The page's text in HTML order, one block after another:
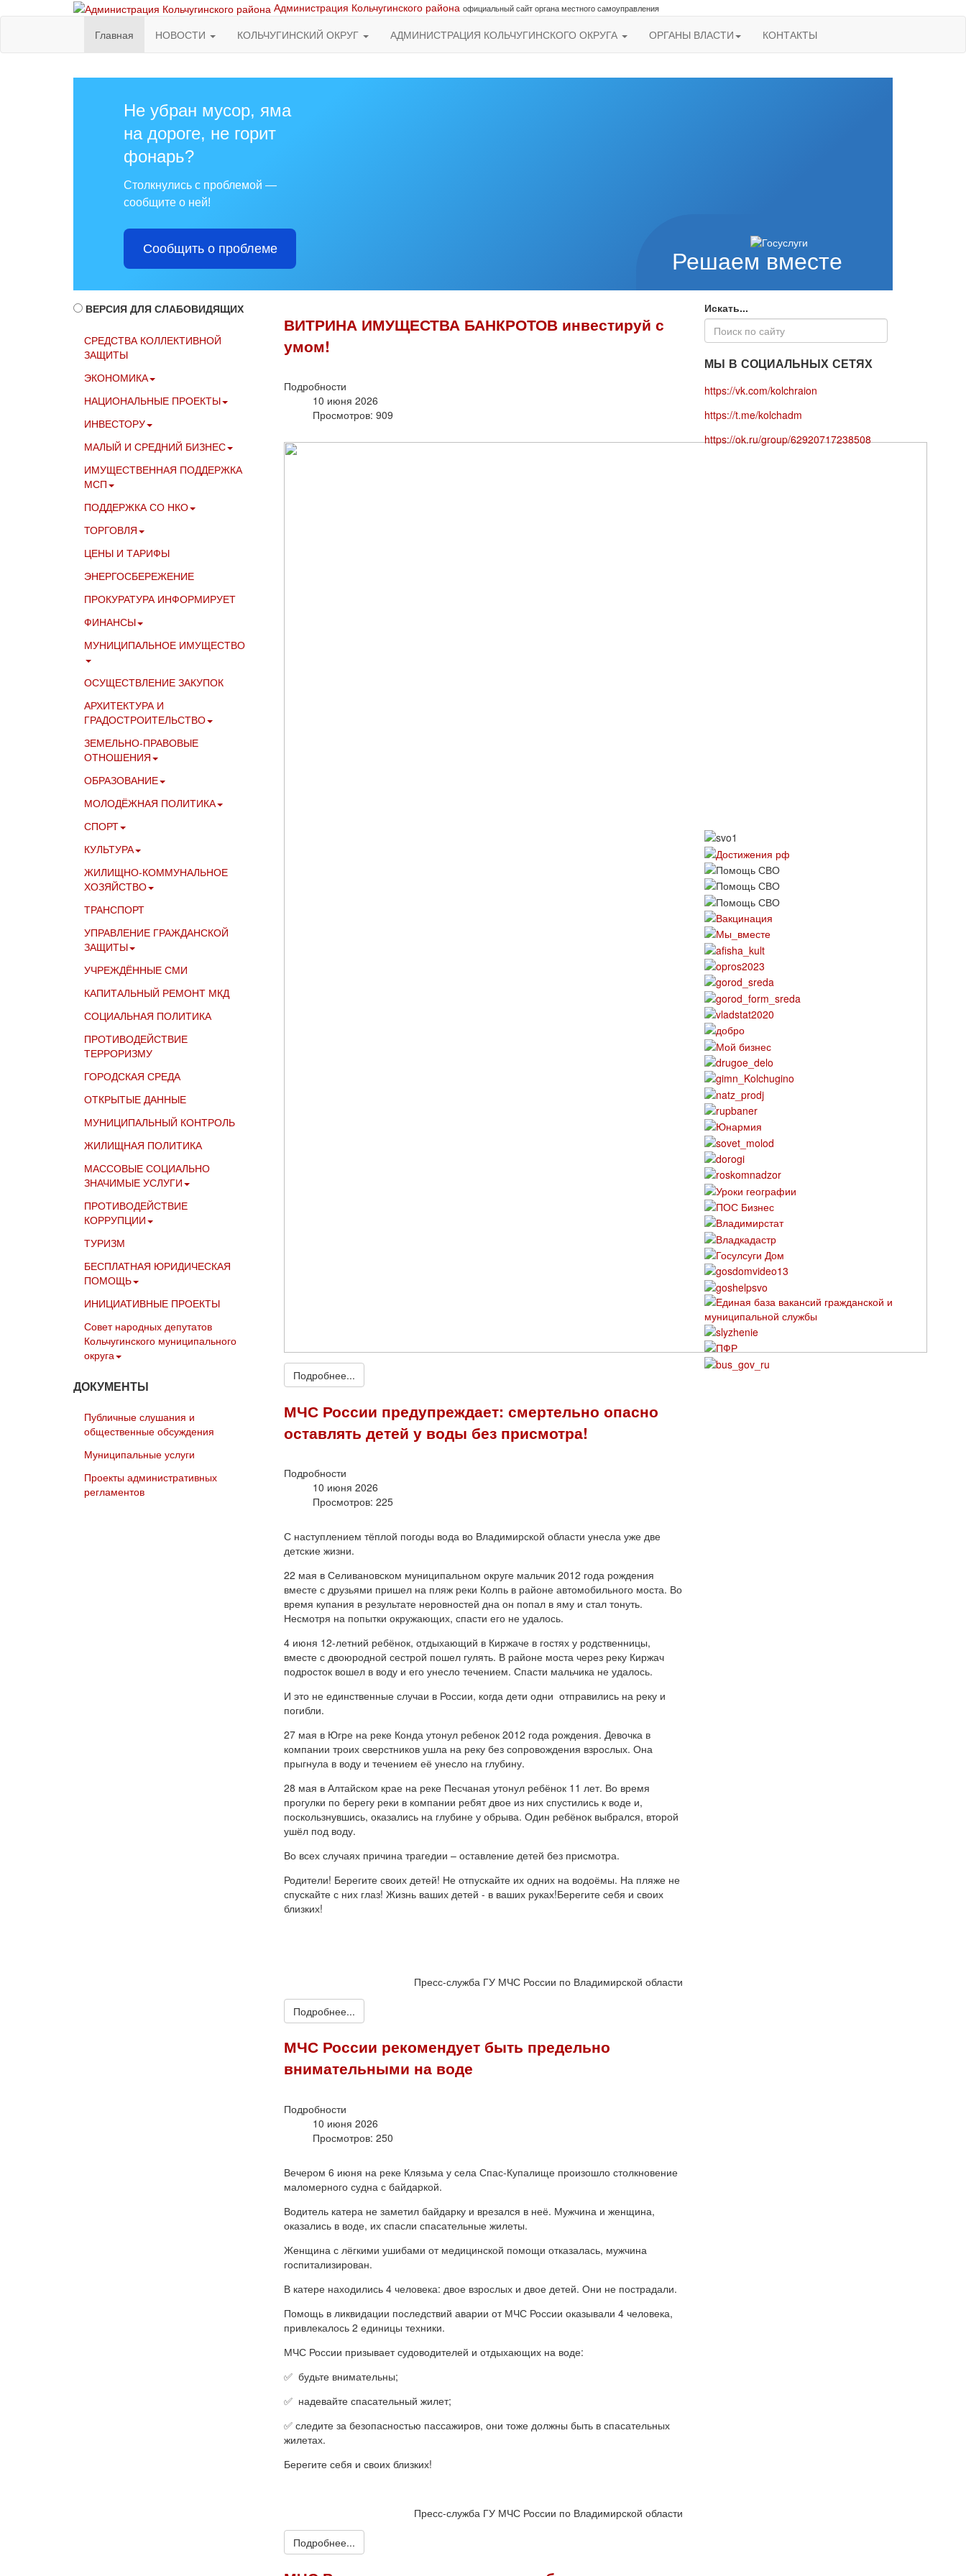
Администрация Кольчугинского района официальный сайт органа местного самоуправления
Главная НОВОСТИ КОЛЬЧУГИНСКИЙ ОКРУГ АДМИНИСТРАЦИЯ КОЛЬЧУГИНСКОГО ОКРУГА ОРГАНЫ ВЛАСТИ КОНТАКТЫ
Решаем вместе
Не убран мусор, яма
на дороге, не горит
фонарь?
Столкнулись с проблемой —
сообщите о ней!
Сообщить о проблеме
ВИТРИНА ИМУЩЕСТВА БАНКРОТОВ инвестируй с
умом!
Подробности
10 июня 2026
Просмотров: 909
Подробнее...
МЧС России предупреждает: смертельно опасно
оставлять детей у воды без присмотра!
Подробности
10 июня 2026
Просмотров: 225
С наступлением тёплой погоды вода во Владимирской области унесла уже две
детские жизни.
22 мая в Селивановском муниципальном округе мальчик 2012 года рождения
вместе с друзьями пришел на пляж реки Колпь в районе автомобильного моста. Во
время купания в результате неровностей дна он попал в яму и стал тонуть.
Несмотря на попытки окружающих, спасти его не удалось.
4 июня 12-летний ребёнок, отдыхающий в Киржаче в гостях у родственницы,
вместе с двоюродной сестрой пошел гулять. В районе моста через реку Киржач
подросток вошел в воду и его унесло течением. Спасти мальчика не удалось.
И это не единственные случаи в России, когда дети одни отправились на реку и
погибли.
27 мая в Югре на реке Конда утонул ребенок 2012 года рождения. Девочка в
компании троих сверстников ушла на реку без сопровождения взрослых. Она
прыгнула в воду и течением её унесло на глубину.
28 мая в Алтайском крае на реке Песчаная утонул ребёнок 11 лет. Во время
прогулки по берегу реки в компании ребят двое из них спустились к воде и,
поскользнувшись, оказались на глубине у обрыва. Один ребёнок выбрался, второй
ушёл под воду.
Во всех случаях причина трагедии – оставление детей без присмотра.
Родители! Берегите своих детей! Не отпускайте их одних на водоёмы. На пляже не
спускайте с них глаз! Жизнь ваших детей - в ваших руках!Берегите себя и своих
близких!
Пресс-служба ГУ МЧС России по Владимирской области
Подробнее...
МЧС России рекомендует быть предельно
внимательными на воде
Подробности
10 июня 2026
Просмотров: 250
Вечером 6 июня на реке Клязьма у села Спас-Купалище произошло столкновение
маломерного судна с байдаркой.
Водитель катера не заметил байдарку и врезался в неё. Мужчина и женщина,
оказались в воде, их спасли спасательные жилеты.
Женщина с лёгкими ушибами от медицинской помощи отказалась, мужчина
госпитализирован.
В катере находились 4 человека: двое взрослых и двое детей. Они не пострадали.
Помощь в ликвидации последствий аварии от МЧС России оказывали 4 человека,
привлекалось 2 единицы техники.
МЧС России призывает судоводителей и отдыхающих на воде:
✅ будьте внимательны;
✅ надевайте спасательный жилет;
✅ следите за безопасностью пассажиров, они тоже должны быть в спасательных
жилетах.
Берегите себя и своих близких!
Пресс-служба ГУ МЧС России по Владимирской области
Подробнее...
ВЕРСИЯ ДЛЯ СЛАБОВИДЯЩИХ
СРЕДСТВА КОЛЛЕКТИВНОЙ
ЗАЩИТЫ
ЭКОНОМИКА
НАЦИОНАЛЬНЫЕ ПРОЕКТЫ
ИНВЕСТОРУ
МАЛЫЙ И СРЕДНИЙ БИЗНЕС
ИМУЩЕСТВЕННАЯ ПОДДЕРЖКА
МСП
ПОДДЕРЖКА СО НКО
ТОРГОВЛЯ
ЦЕНЫ И ТАРИФЫ
ЭНЕРГОСБЕРЕЖЕНИЕ
ПРОКУРАТУРА ИНФОРМИРУЕТ
ФИНАНСЫ
МУНИЦИПАЛЬНОЕ ИМУЩЕСТВО
ОСУЩЕСТВЛЕНИЕ ЗАКУПОК
АРХИТЕКТУРА И
ГРАДОСТРОИТЕЛЬСТВО
ЗЕМЕЛЬНО-ПРАВОВЫЕ
ОТНОШЕНИЯ
ОБРАЗОВАНИЕ
МОЛОДЁЖНАЯ ПОЛИТИКА
СПОРТ
КУЛЬТУРА
ЖИЛИЩНО-КОММУНАЛЬНОЕ
ХОЗЯЙСТВО
ТРАНСПОРТ
УПРАВЛЕНИЕ ГРАЖДАНСКОЙ
ЗАЩИТЫ
УЧРЕЖДЁННЫЕ СМИ
КАПИТАЛЬНЫЙ РЕМОНТ МКД
СОЦИАЛЬНАЯ ПОЛИТИКА
ПРОТИВОДЕЙСТВИЕ
ТЕРРОРИЗМУ
ГОРОДСКАЯ СРЕДА
ОТКРЫТЫЕ ДАННЫЕ
МУНИЦИПАЛЬНЫЙ КОНТРОЛЬ
ЖИЛИЩНАЯ ПОЛИТИКА
МАССОВЫЕ СОЦИАЛЬНО
ЗНАЧИМЫЕ УСЛУГИ
ПРОТИВОДЕЙСТВИЕ
КОРРУПЦИИ
ТУРИЗМ
БЕСПЛАТНАЯ ЮРИДИЧЕСКАЯ
ПОМОЩЬ
ИНИЦИАТИВНЫЕ ПРОЕКТЫ
Совет народных депутатов
Кольчугинского муниципального
округа
ДОКУМЕНТЫ
Публичные слушания и
общественные обсуждения
Муниципальные услуги
Проекты административных
регламентов
Искать...
МЫ В СОЦИАЛЬНЫХ СЕТЯХ
https://vk.com/kolchraion
https://t.me/kolchadm
https://ok.ru/group/62920717238508